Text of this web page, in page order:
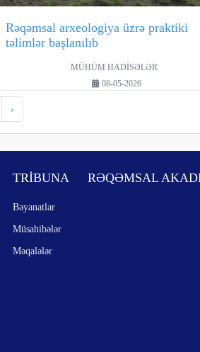
Rəqəmsal arxeologiya üzrə praktiki
təlimlər başlanılıb
MÜHÜM HADİSƏLƏR
08-05-2026
›
TRİBUNA
Bəyanatlar
Müsahibələr
Məqalələr
RƏQƏMSAL